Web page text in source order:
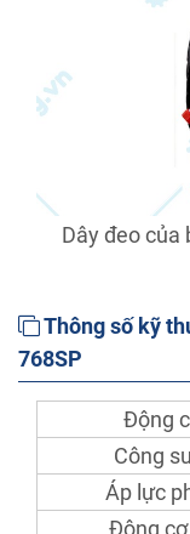
Dây đeo của
Thông số kỹ
768SP
Động
Công
Áp lực
Động